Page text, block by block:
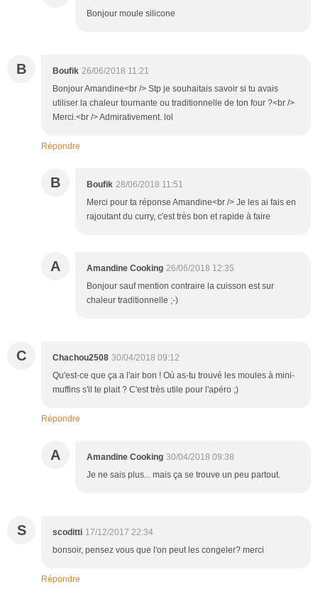
Bonjour moule silicone
B Boufik 26/06/2018 11:21
Bonjour Amandine<br /> Stp je souhaitais savoir si tu avais
utiliser la chaleur tournante ou traditionnelle de ton four ?<br />
Merci.<br /> Admirativement. lol
Répondre
B Boufik 28/06/2018 11:51
Merci pour ta réponse Amandine<br /> Je les ai fais en
rajoutant du curry, c'est très bon et rapide à faire
A Amandine Cooking 26/06/2018 12:35
Bonjour sauf mention contraire la cuisson est sur
chaleur traditionnelle ;-)
C Chachou2508 30/04/2018 09:12
Qu'est-ce que ça a l'air bon ! Où as-tu trouvé les moules à mini-
muffins s'il te plait ? C'est très utile pour l'apéro ;)
Répondre
A Amandine Cooking 30/04/2018 09:38
Je ne sais plus... mais ça se trouve un peu partout.
S scoditti 17/12/2017 22:34
bonsoir, pensez vous que l'on peut les congeler? merci
Répondre